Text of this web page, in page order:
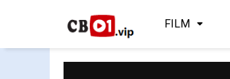
FILM